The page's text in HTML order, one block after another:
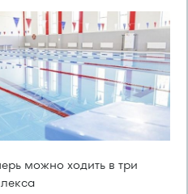
можно ходить в три